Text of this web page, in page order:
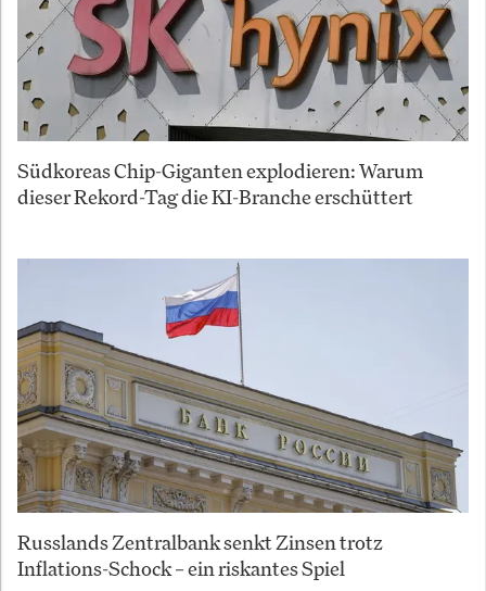
Südkoreas Chip-Giganten explodieren: Warum
dieser Rekord-Tag die KI-Branche erschüttert
Russlands Zentralbank senkt Zinsen trotz
Inflations-Schock – ein riskantes Spiel